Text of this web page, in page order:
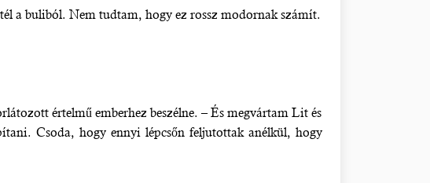
a buliból. Nem tudtam, hogy ez rossz modornak számít.
értelmű emberhez beszélne. – És megvártam Lit és
Csoda, hogy ennyi lépcsőn feljutottak anélkül, hogy